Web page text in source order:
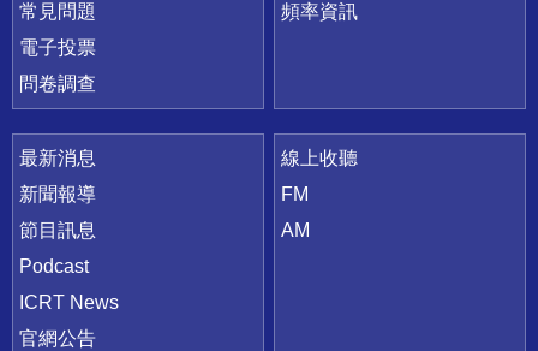
常見問題
電子投票
問卷調查
頻率資訊
最新消息
新聞報導
節目訊息
Podcast
ICRT News
官網公告
線上收聽
FM
AM